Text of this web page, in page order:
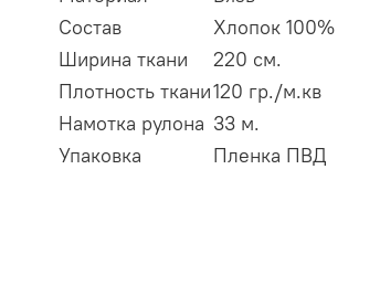
Состав
Хлопок 100%
Ширина ткани
220 см.
Плотность ткани120 гр./м.кв
Намотка рулона 33 м.
Упаковка
Пленка ПВД